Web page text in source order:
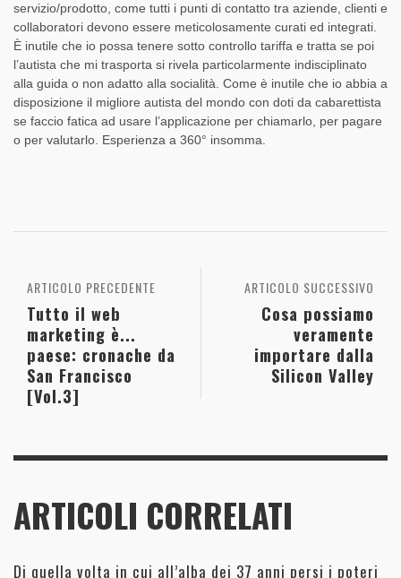
servizio/prodotto, come tutti i punti di contatto tra aziende, clienti e
collaboratori devono essere meticolosamente curati ed integrati.
È inutile che io possa tenere sotto controllo tariffa e tratta se poi
l’autista che mi trasporta si rivela particolarmente indisciplinato
alla guida o non adatto alla socialità. Come è inutile che io abbia a
disposizione il migliore autista del mondo con doti da cabarettista
se faccio fatica ad usare l’applicazione per chiamarlo, per pagare
o per valutarlo. Esperienza a 360° insomma.
ARTICOLO SUCCESSIVO
Cosa possiamo
veramente
importare dalla
Silicon Valley
ARTICOLO PRECEDENTE
Tutto il web
marketing è...
paese: cronache da
San Francisco
[Vol.3]
ARTICOLI CORRELATI
Di quella volta in cui all’alba dei 37 anni persi i poteri